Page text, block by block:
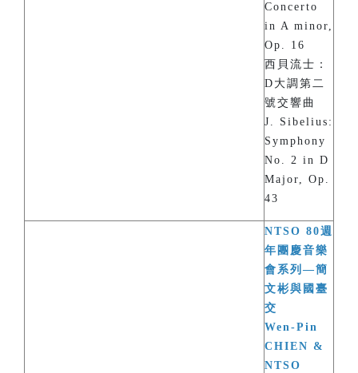
Concerto
in A minor,
Op. 16
西貝流士：
D大調第二
號交響曲
J. Sibelius:
Symphony
No. 2 in D
Major, Op.
43
NTSO 80週
年團慶音樂
會系列—簡
文彬與國臺
交
Wen-Pin
CHIEN &
NTSO